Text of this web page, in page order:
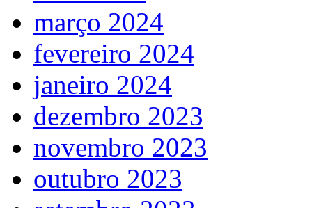
março 2024
fevereiro 2024
janeiro 2024
dezembro 2023
novembro 2023
outubro 2023